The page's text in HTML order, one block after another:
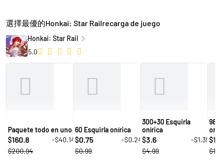
選擇最優的Honkai: Star Railrecarga de juego
Honkai: Star Rail
5.0
Paquete todo en uno
$160.8
-$40.14
$200.94
60 Esquirla onírica
$0.75
-$0.24
$0.99
300+30 Esquirla
onírica
$3.6
-$1.39
$4.99
$